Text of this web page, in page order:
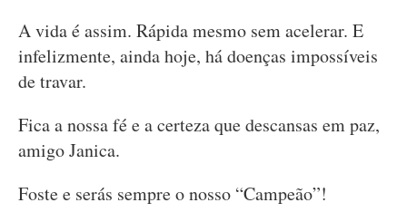
A vida é assim. Rápida mesmo sem acelerar. E
infelizmente, ainda hoje, há doenças impossíveis
de travar.
Fica a nossa fé e a certeza que descansas em paz,
amigo Janica.
Foste e serás sempre o nosso “Campeão”!